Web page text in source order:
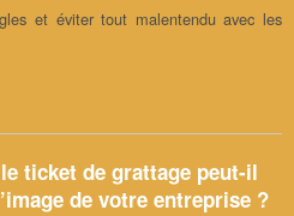
et éviter tout malentendu avec les
ticket de grattage peut-il
de votre entreprise ?